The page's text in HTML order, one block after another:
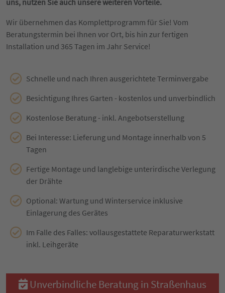
uns, nutzen Sie auch unsere weiteren Vorteile.
Wir übernehmen das Komplettprogramm für Sie! Vom
Beratungstermin bei Ihnen vor Ort, bis hin zur fertigen
Installation und 365 Tagen im Jahr Service!
Schnelle und nach Ihren ausgerichtete Terminvergabe
Besichtigung Ihres Garten - kostenlos und unverbindlich
Kostenlose Beratung - inkl. Angebotserstellung
Bei Interesse: Lieferung und Montage innerhalb von 5
Tagen
Fertige Montage und langlebige unterirdische Verlegung
der Drähte
Optional: Wartung und Winterservice inklusive
Einlagerung des Gerätes
Im Falle des Falles: vollausgestattete Reparaturwerkstatt
inkl. Leihgeräte
Unverbindliche Beratung in Straßenhaus